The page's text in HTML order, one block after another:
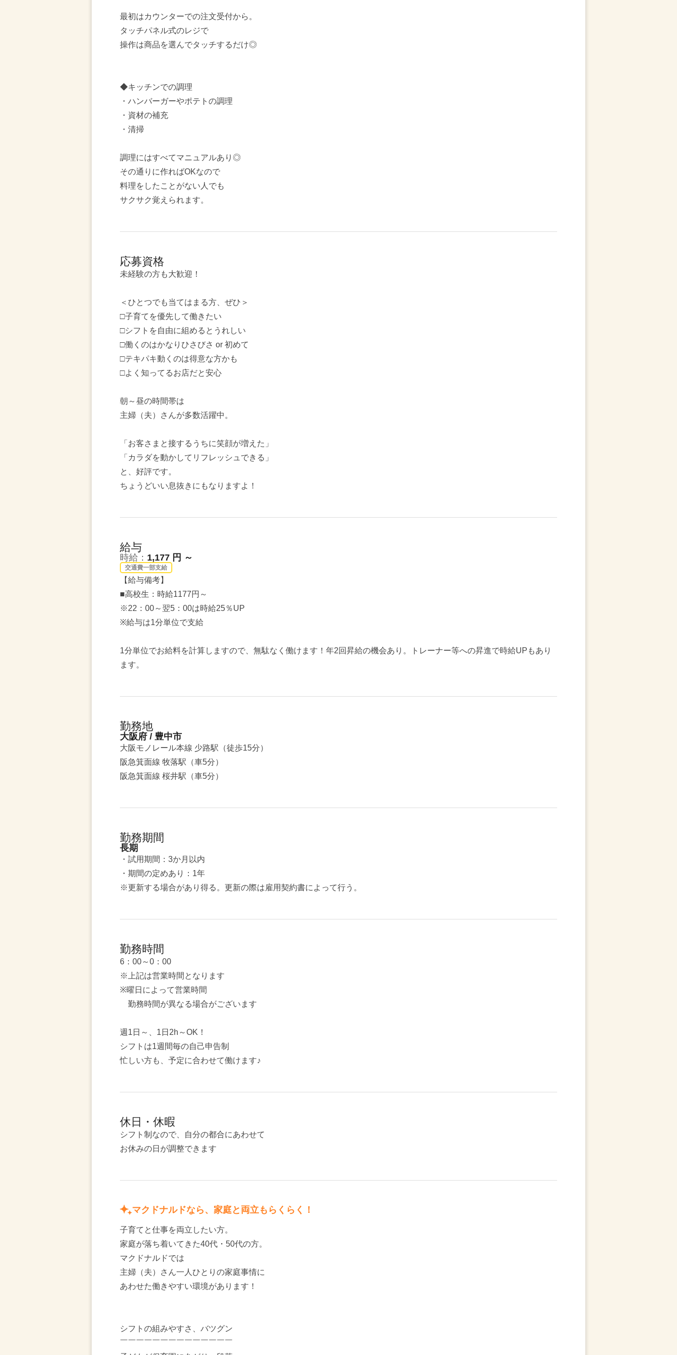
最初はカウンターでの注文受付から。
タッチパネル式のレジで
操作は商品を選んでタッチするだけ◎
◆キッチンでの調理
・ハンバーガーやポテトの調理
・資材の補充
・清掃
調理にはすべてマニュアルあり◎
その通りに作ればOKなので
料理をしたことがない人でも
サクサク覚えられます。
応募資格
未経験の方も大歓迎！
＜ひとつでも当てはまる方、ぜひ＞
□子育てを優先して働きたい
□シフトを自由に組めるとうれしい
□働くのはかなりひさびさ or 初めて
□テキパキ動くのは得意な方かも
□よく知ってるお店だと安心
朝～昼の時間帯は
主婦（夫）さんが多数活躍中。
「お客さまと接するうちに笑顔が増えた」
「カラダを動かしてリフレッシュできる」
と、好評です。
ちょうどいい息抜きにもなりますよ！
給与
時給： 1,177 円 ～
交通費一部支給
【給与備考】
■高校生：時給1177円～
※22：00～翌5：00は時給25％UP
※給与は1分単位で支給
1分単位でお給料を計算しますので、無駄なく働けます！年2回昇給の機会あり。トレーナー等への昇進で時給UPもあり
ます。
勤務地
大阪府 / 豊中市
大阪モノレール本線 少路駅（徒歩15分）
阪急箕面線 牧落駅（車5分）
阪急箕面線 桜井駅（車5分）
勤務期間
長期
・試用期間：3か月以内
・期間の定めあり：1年
※更新する場合があり得る。更新の際は雇用契約書によって行う。
勤務時間
6：00～0：00
※上記は営業時間となります
※曜日によって営業時間
勤務時間が異なる場合がございます
週1日～、1日2h～OK！
シフトは1週間毎の自己申告制
忙しい方も、予定に合わせて働けます♪
休日・休暇
シフト制なので、自分の都合にあわせて
お休みの日が調整できます
マクドナルドなら、家庭と両立もらくらく！
子育てと仕事を両立したい方。
家庭が落ち着いてきた40代・50代の方。
マクドナルドでは
主婦（夫）さん一人ひとりの家庭事情に
あわせた働きやすい環境があります！
シフトの組みやすさ、バツグン
￣￣￣￣￣￣￣￣￣￣￣￣￣￣